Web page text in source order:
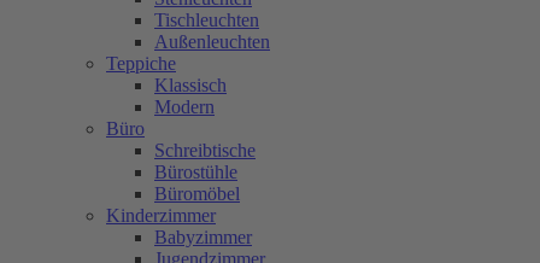
Tischleuchten
Außenleuchten
Teppiche
Klassisch
Modern
Büro
Schreibtische
Bürostühle
Büromöbel
Kinderzimmer
Babyzimmer
Jugendzimmer